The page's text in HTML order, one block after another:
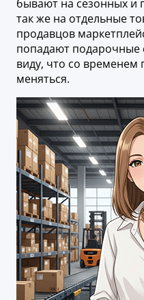
бывают на сезонных и
так же на отдельные
продавцов
попадают подарочные
виду, что со временем
меняться.